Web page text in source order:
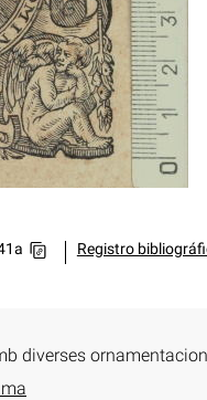
Registro
diverses